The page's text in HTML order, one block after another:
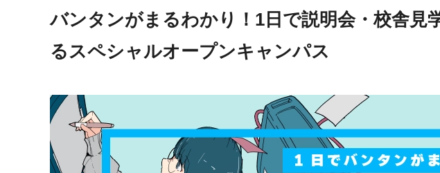
バンタンがまるわかり！1日で説明会・校舎見
るスペシャルオープンキャンパス